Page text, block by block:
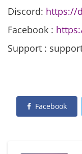
Discord: https://
Facebook :
Support :
Facebook